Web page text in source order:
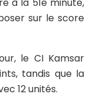
à la 51e minute,
sur le score
le CI Kamsar
tandis que la
12 unités.